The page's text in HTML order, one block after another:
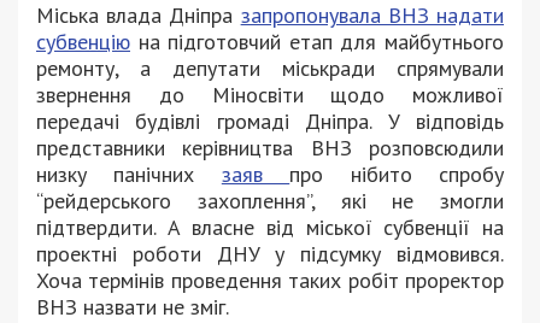
Міська влада Дніпра запропонувала ВНЗ надати
субвенцію на підготовчий етап для майбутнього
ремонту, а депутати міськради спрямували
звернення до Міносвіти щодо можливої
передачі будівлі громаді Дніпра. У відповідь
представники керівництва ВНЗ розповсюдили
низку панічних заяв про нібито спробу
“рейдерського захоплення”, які не змогли
підтвердити. А власне від міської субвенції на
проектні роботи ДНУ у підсумку відмовився.
Хоча термінів проведення таких робіт проректор
ВНЗ назвати не зміг.